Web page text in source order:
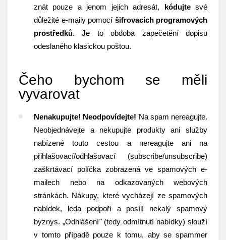
znát pouze a jenom jejich adresát, kódujtesvé
důležité e-maily pomocí šifrovacích programových
prostředků. Je to obdoba zapečetění dopisu
odeslaného klasickou poštou.
Čeho bychom se měli
vyvarovat
Nenakupujte! Neodpovídejte! Na spam nereagujte.
Neobjednávejte a nekupujte produkty ani služby
nabízené touto cestou a nereagujte ani na
přihlašovací/odhlašovací (subscribe/unsubscribe)
zaškrtávací políčka zobrazená ve spamových e-
mailech nebo na odkazovaných webových
stránkách. Nákupy, které vycházejí ze spamových
nabídek, leda podpoří a posílí nekalý spamový
byznys. „Odhlášení"(tedy odmítnutí nabídky) slouží
v tomto případě pouze k tomu, aby se spammer